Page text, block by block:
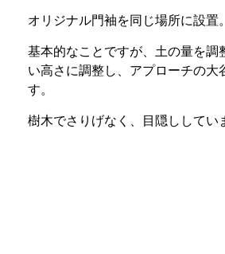
オリジナル門袖を同じ場所に設置。
基本的なことですが、土の量を調
い高さに調整し、アプローチの大
す。
樹木でさりげなく、目隠ししてい